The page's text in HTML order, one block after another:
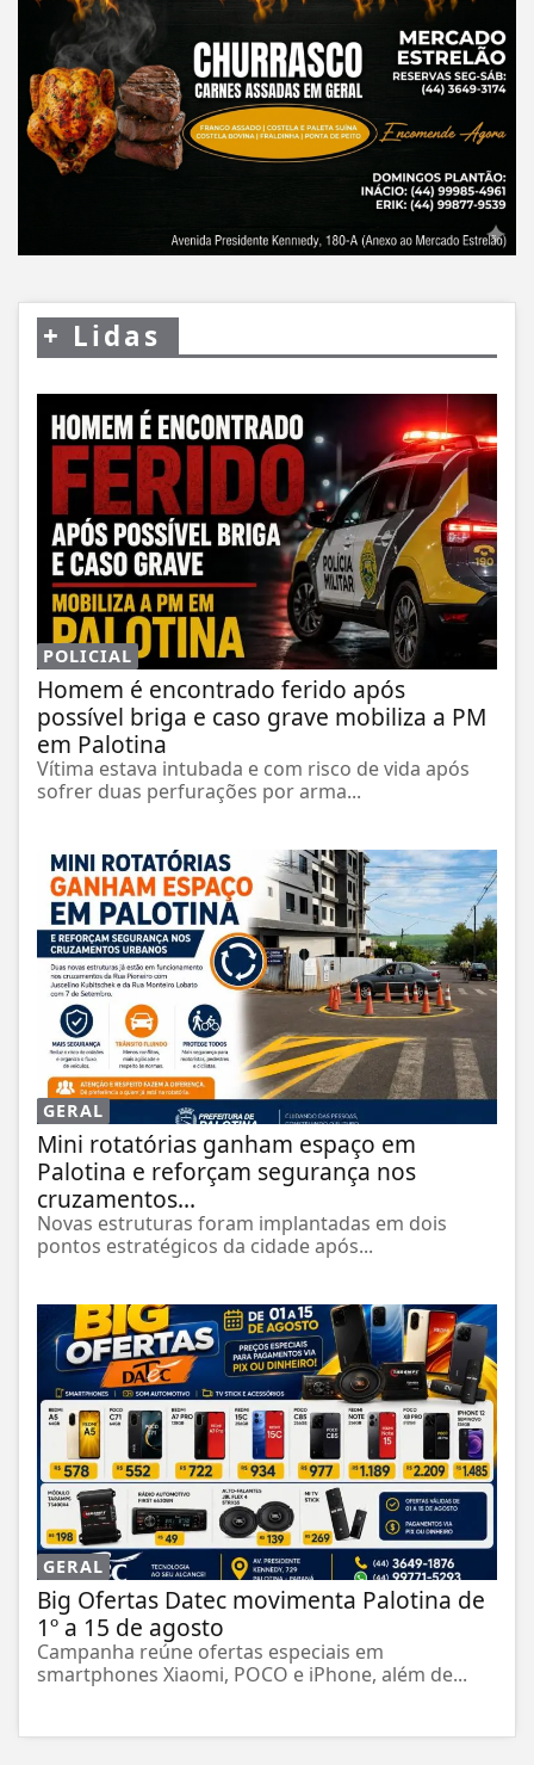
+ Lidas
POLICIAL
Homem é encontrado ferido após
possível briga e caso grave mobiliza a PM
em Palotina
Vítima estava intubada e com risco de vida após
sofrer duas perfurações por arma...
GERAL
Mini rotatórias ganham espaço em
Palotina e reforçam segurança nos
cruzamentos...
Novas estruturas foram implantadas em dois
pontos estratégicos da cidade após...
GERAL
Big Ofertas Datec movimenta Palotina de
1º a 15 de agosto
Campanha reúne ofertas especiais em
smartphones Xiaomi, POCO e iPhone, além de...